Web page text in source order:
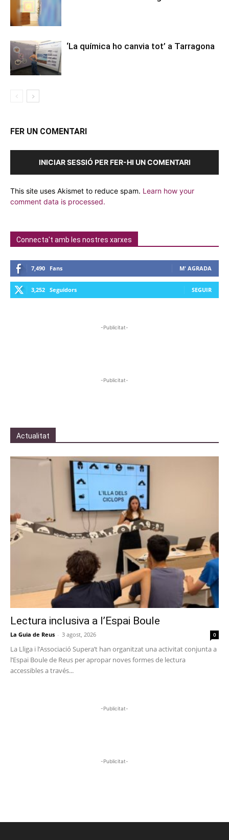
‘La química ho canvia tot’ a Tarragona
FER UN COMENTARI
INICIAR SESSIÓ PER FER-HI UN COMENTARI
This site uses Akismet to reduce spam. Learn how your
comment data is processed.
Connecta't amb les nostres xarxes
7,490 Fans M' AGRADA
3,252 Seguidors SEGUIR
-Publicitat-
-Publicitat-
Actualitat
Lectura inclusiva a l’Espai Boule
La Guia de Reus - 3 agost, 2026 0
La Lliga i l’Associació Supera’t han organitzat una activitat conjunta a
l’Espai Boule de Reus per apropar noves formes de lectura
accessibles a través...
-Publicitat-
-Publicitat-